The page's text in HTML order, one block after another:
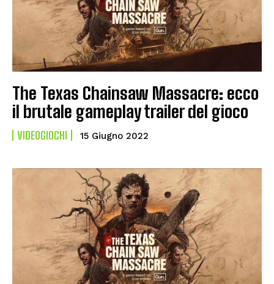
The Texas Chainsaw Massacre: ecco
il brutale gameplay trailer del gioco
VIDEOGIOCHI 15 Giugno 2022